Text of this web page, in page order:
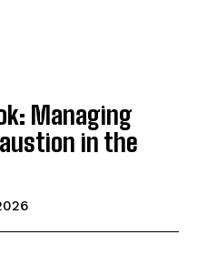
Managing
in the